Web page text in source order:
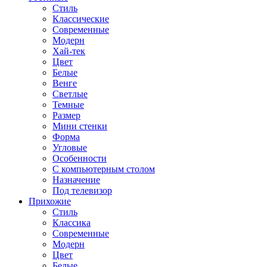
Стиль
Классические
Современные
Модерн
Хай-тек
Цвет
Белые
Венге
Светлые
Темные
Размер
Мини стенки
Форма
Угловые
Особенности
С компьютерным столом
Назначение
Под телевизор
Прихожие
Стиль
Классика
Современные
Модерн
Цвет